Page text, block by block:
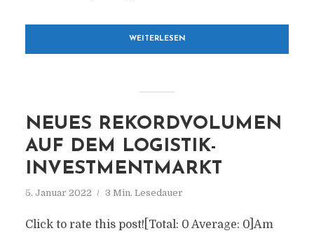
WEITERLESEN
NEUES REKORDVOLUMEN
AUF DEM LOGISTIK-
INVESTMENTMARKT
5. Januar 2022 3 Min. Lesedauer
Click to rate this post![Total: 0 Average: 0]Am